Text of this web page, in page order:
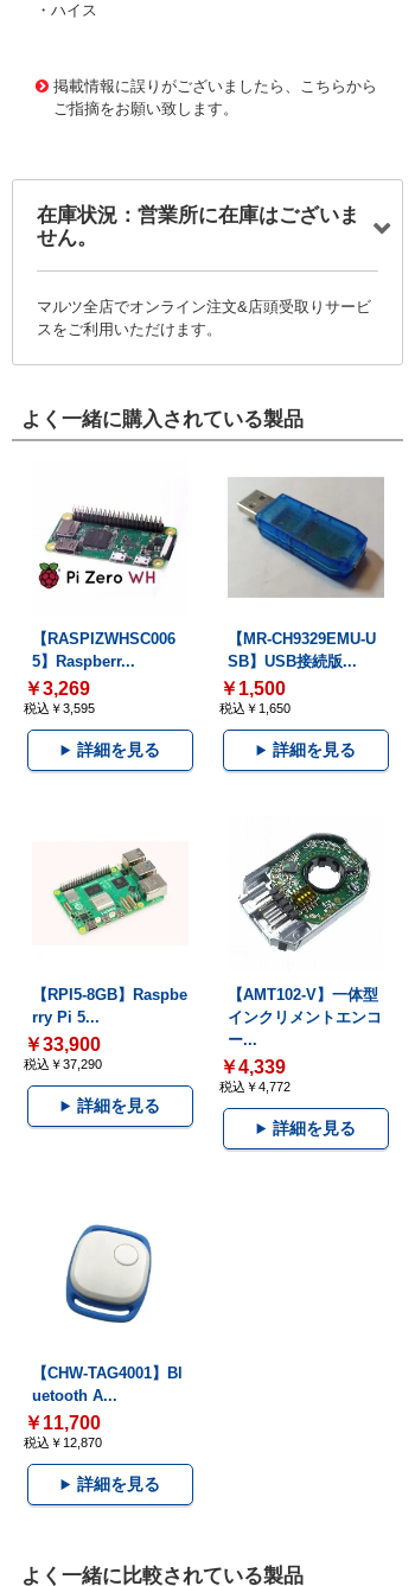
・ハイス
掲載情報に誤りがございましたら、こちらから
ご指摘をお願い致します。
在庫状況：営業所に在庫はございま
せん。
マルツ全店でオンライン注文&店頭受取りサービ
スをご利用いただけます。
よく一緒に購入されている製品
【RASPIZWHSC006
5】Raspberr...
￥3,269
税込￥3,595
詳細を見る
【MR-CH9329EMU-U
SB】USB接続版...
￥1,500
税込￥1,650
詳細を見る
【RPI5-8GB】Raspbe
rry Pi 5...
￥33,900
税込￥37,290
詳細を見る
【AMT102-V】一体型
インクリメントエンコ
ー...
￥4,339
税込￥4,772
詳細を見る
【CHW-TAG4001】Bl
uetooth A...
￥11,700
税込￥12,870
詳細を見る
よく一緒に比較されている製品